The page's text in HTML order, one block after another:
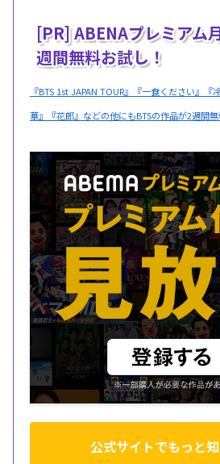
[PR] ABENAプレミアム
週間無料お試し！
『BTS 1st JAPAN TOUR』『一食ください』
華』『花郎』などの他にもBTSの作品が2週間
公式サイトでもっと